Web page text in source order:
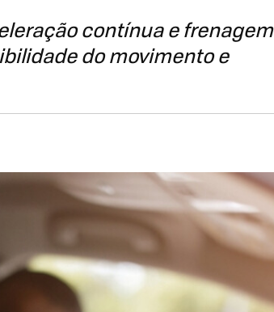
contínua e frenagem
do movimento e